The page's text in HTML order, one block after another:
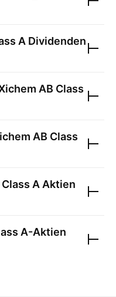
A Dividenden
AB Class
AB Class
A Aktien
A-Aktien